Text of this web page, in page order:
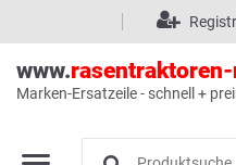
www.
Marken-Ersatzeile - schnell +